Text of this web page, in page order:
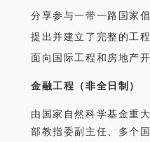
分享参与一带一路国家
提出并建立了完整的工
面向国际工程和房地产
金融工程（非全日制）
由国家自然科学基金重
部教指委副主任、多个